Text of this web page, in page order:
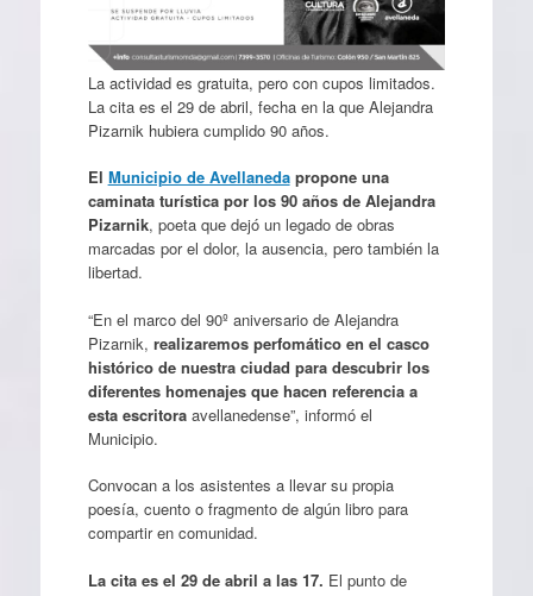
La actividad es gratuita, pero con cupos limitados.
La cita es el 29 de abril, fecha en la que Alejandra
Pizarnik hubiera cumplido 90 años.
El Municipio de Avellanedapropone una
caminata turística por los 90 años de Alejandra
Pizarnik, poeta que dejó un legado de obras
marcadas por el dolor, la ausencia, pero también la
libertad.
“En el marco del 90º aniversario de Alejandra
Pizarnik, realizaremos perfomático en el casco
histórico de nuestra ciudad para descubrir los
diferentes homenajes que hacen referencia a
esta escritoraavellanedense”, informó el
Municipio.
Convocan a los asistentes a llevar su propia
poesía, cuento o fragmento de algún libro para
compartir en comunidad.
La cita es el 29 de abril a las 17. El punto de